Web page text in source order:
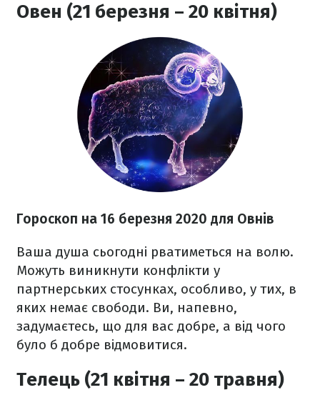
Овен (21 березня – 20 квітня)
Гороскоп на 16 березня 2020 для Овнів
Ваша душа сьогодні рватиметься на волю.
Можуть виникнути конфлікти у
партнерських стосунках, особливо, у тих, в
яких немає свободи. Ви, напевно,
задумаєтесь, що для вас добре, а від чого
було б добре відмовитися.
Телець (21 квітня – 20 травня)